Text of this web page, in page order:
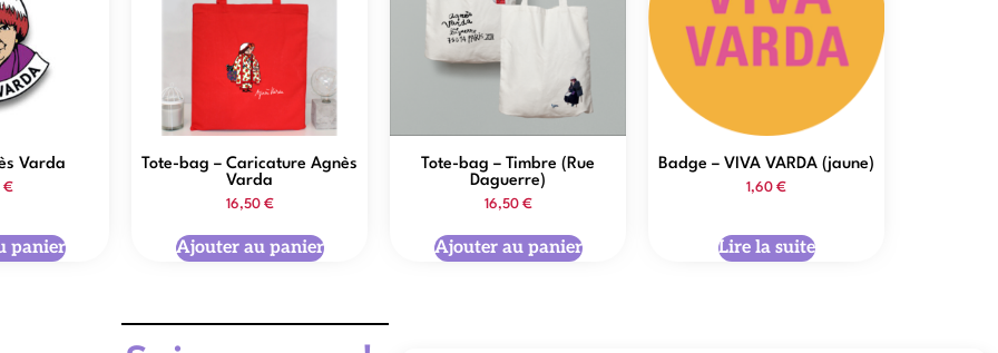
Varda
€
panier
Tote-bag – Caricature Agnès
Varda
16,50 €
Ajouter au panier
Tote-bag – Timbre (Rue
Daguerre)
16,50 €
Ajouter au panier
Badge – VIVA VARDA (jaune)
1,60 €
Lire la suite